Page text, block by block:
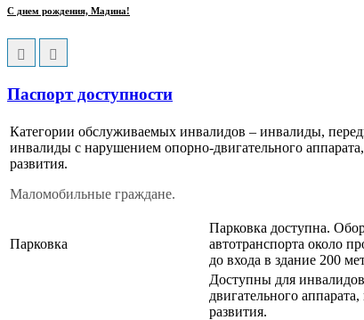
С днем рождения, Мадина!
Паспорт доступности
Категории обслуживаемых инвалидов – инвалиды,
инвалиды с нарушением опорно-двигательного
развития.
Маломобильные граждане.
Парковка
Парковка доступна.
автотранспорта около
до входа в здание 200
Доступны для
двигательного
развития.